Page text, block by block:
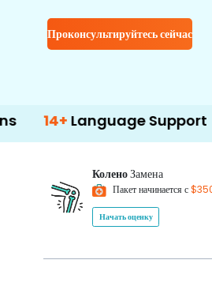
Проконсультируйтесь сейчас
Support 500+
КоленоЗамена
Пакет начинается с
Начать оценку